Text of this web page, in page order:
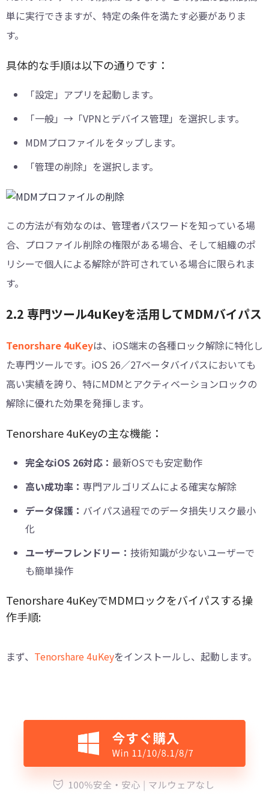
単に実行できますが、特定の条件を満たす必要がありま
す。
具体的な手順は以下の通りです：
「設定」アプリを起動します。
「一般」→「VPNとデバイス管理」を選択します。
MDMプロファイルをタップします。
「管理の削除」を選択します。
この方法が有効なのは、管理者パスワードを知っている場
合、プロファイル削除の権限がある場合、そして組織のポ
リシーで個人による解除が許可されている場合に限られま
す。
2.2 専門ツール4uKeyを活用してMDMバイパス
Tenorshare 4uKeyは、iOS端末の各種ロック解除に特化し
た専門ツールです。iOS 26／27ベータバイパスにおいても
高い実績を誇り、特にMDMとアクティベーションロックの
解除に優れた効果を発揮します。
Tenorshare 4uKeyの主な機能：
完全なiOS 26対応： 最新OSでも安定動作
高い成功率： 専門アルゴリズムによる確実な解除
データ保護： バイパス過程でのデータ損失リスク最小
化
ユーザーフレンドリー： 技術知識が少ないユーザーで
も簡単操作
Tenorshare 4uKeyでMDMロックをバイパスする操
作手順:
まず、 Tenorshare 4uKeyをインストールし、起動します。